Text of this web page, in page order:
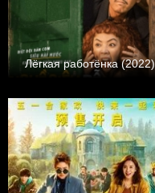
Лёгкая работёнка (2022)